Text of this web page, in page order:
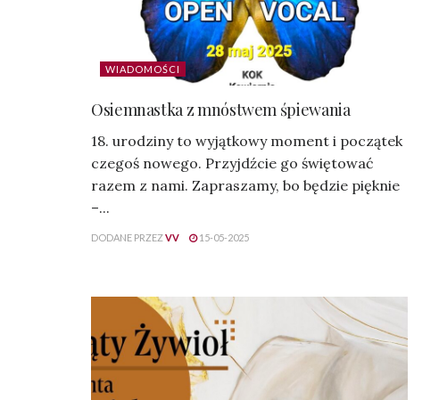
WIADOMOŚCI
Osiemnastka z mnóstwem śpiewania
18. urodziny to wyjątkowy moment i początek
czegoś nowego. Przyjdźcie go świętować
razem z nami. Zapraszamy, bo będzie pięknie
–...
DODANE PRZEZVV 15-05-2025